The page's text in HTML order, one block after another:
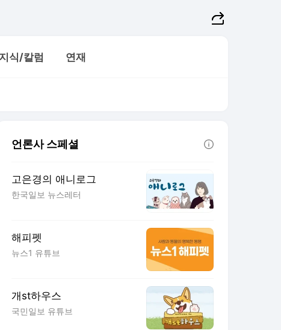
지식/칼럼 연재
유형재의 새록새록 내새꾸자랑대회
언론사 스페셜
고은경의 애니로그
한국일보 뉴스레터
해피펫
뉴스1 유튜브
개st하우스
국민일보 유튜브